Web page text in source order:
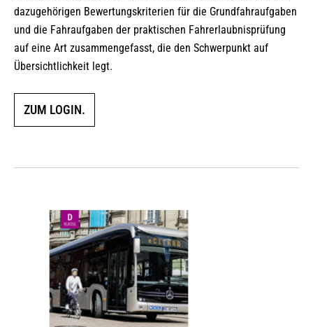
dazugehörigen Bewertungskriterien für die Grundfahraufgaben
und die Fahraufgaben der praktischen Fahrerlaubnisprüfung
auf eine Art zusammengefasst, die den Schwerpunkt auf
Übersichtlichkeit legt.
ZUM LOGIN.